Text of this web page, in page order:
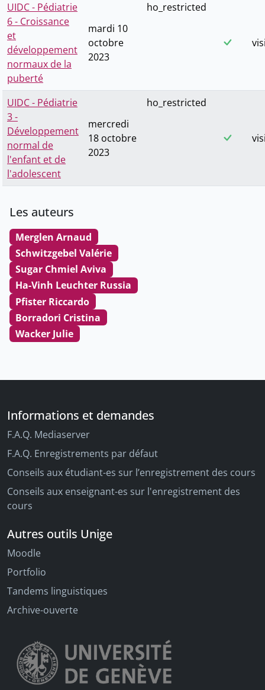
UIDC - Pédiatrie
6 - Croissance
et
développement
normaux de la
puberté
mardi 10
octobre
2023
ho_restricted
UIDC - Pédiatrie
3 -
Développement
normal de
l'enfant et de
l'adolescent
mercredi
18 octobre
2023
ho_restricted
Les auteurs
Merglen Arnaud
Schwitzgebel Valérie
Sugar Chmiel Aviva
Ha-Vinh Leuchter Russia
Pfister Riccardo
Borradori Cristina
Wacker Julie
Informations et demandes
F.A.Q. Mediaserver
F.A.Q. Enregistrements par défaut
Conseils aux étudiant-es sur l’enregistrement des cours
Conseils aux enseignant-es sur l'enregistrement des
cours
Autres outils Unige
Moodle
Portfolio
Tandems linguistiques
Archive-ouverte